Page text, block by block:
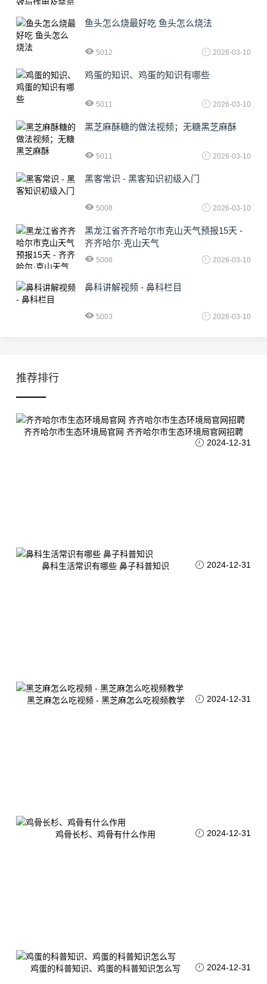
鱼头怎么烧最好吃 鱼头怎么烧法
5012 2026-03-10
鸡蛋的知识、鸡蛋的知识有哪些
5011 2026-03-10
黑芝麻酥糖的做法视频；无糖黑芝麻酥
5011 2026-03-10
黑客常识 - 黑客知识初级入门
5008 2026-03-10
黑龙江省齐齐哈尔市克山天气预报15天 -
齐齐哈尔·克山天气
5008 2026-03-10
鼻科讲解视频 - 鼻科栏目
5003 2026-03-10
推荐排行
齐齐哈尔市生态环境局官网 齐齐哈尔市生态环境局官网招聘
2024-12-31
鼻科生活常识有哪些 鼻子科普知识 2024-12-31
黑芝麻怎么吃视频 - 黑芝麻怎么吃视频教学 2024-12-31
鸡骨长杉、鸡骨有什么作用 2024-12-31
鸡蛋的科普知识、鸡蛋的科普知识怎么写 2024-12-31